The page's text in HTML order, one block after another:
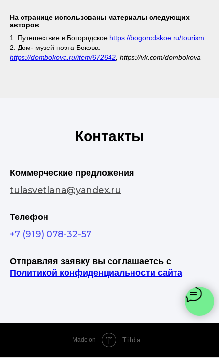
На странице использованы материалы следующих
авторов
1. Путешествие в Богородское https://bogorodskoe.ru/tourism
2. Дом- музей поэта Бокова.
https://dombokova.ru/item/672642, https://vk.com/dombokova
Контакты
Коммерческие предложения
tulasvetlana@yandex.ru
Телефон
+7 (919) 078-32-57
Отправляя заявку вы соглашаетсь с
Политикой конфиденциальности сайта
Made on Tilda